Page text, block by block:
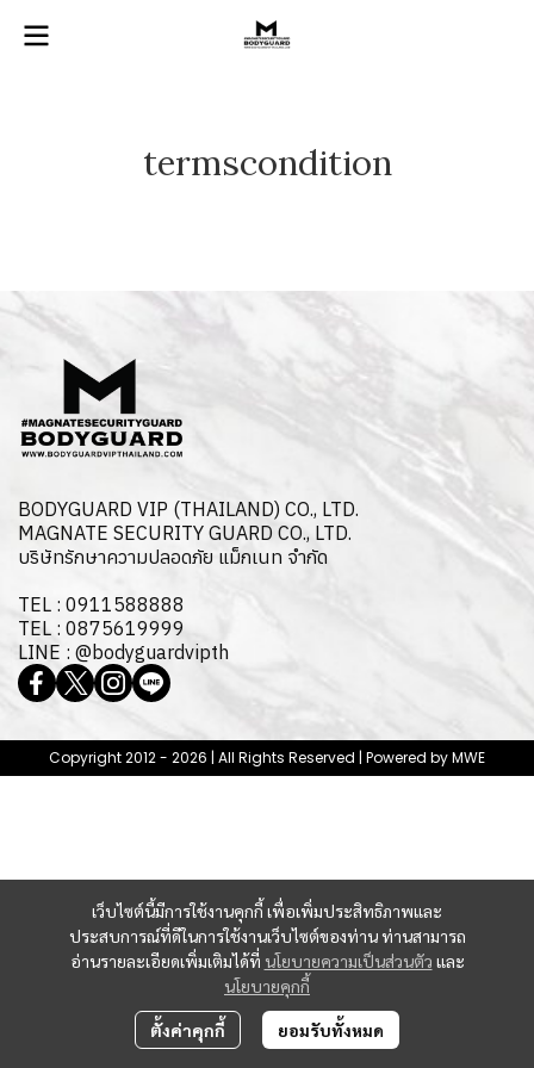
termscondition
เว็บไซต์นี้มีการใช้งานคุกกี้ เพื่อเพิ่มประสิทธิภาพและ
ประสบการณ์ที่ดีในการใช้งานเว็บไซต์ของท่าน ท่านสามารถ
อ่านรายละเอียดเพิ่มเติมได้ที่ นโยบายความเป็นส่วนตัว และ
นโยบายคุกกี้
ตั้งค่าคุกกี้ ยอมรับทั้งหมด
BODYGUARD VIP (THAILAND) CO., LTD.
MAGNATE SECURITY GUARD CO., LTD.
บริษัทรักษาความปลอดภัย แม็กเนท จำกัด
TEL : 0911588888
TEL : 0875619999
LINE : @bodyguardvipth
Copyright 2012 - 2026 | All Rights Reserved | Powered by MWE